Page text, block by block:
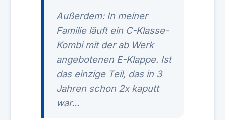
Außerdem: In meiner
Familie läuft ein C-Klasse-
Kombi mit der ab Werk
angebotenen E-Klappe. Ist
das einzige Teil, das in 3
Jahren schon 2x kaputt
war...